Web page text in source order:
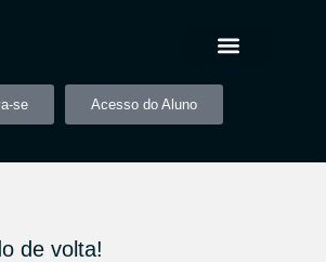
se Acesso do Aluno
de volta!